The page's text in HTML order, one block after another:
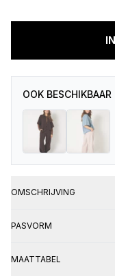
aantal
OOK BESCHIKBAAR
OMSCHRIJVING
PASVORM
MAATTABEL